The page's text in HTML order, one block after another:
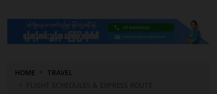
HOME
TRAVEL
FLIGHT SCHEDULES & EXPRESS ROUTE